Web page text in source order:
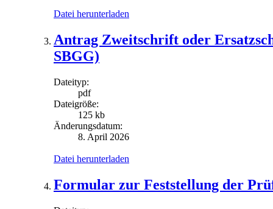
Datei herunterladen
Antrag Zweitschrift oder
SBGG)
Dateityp:
pdf
Dateigröße:
125 kb
Änderungsdatum:
8. April 2026
Datei herunterladen
Formular zur Feststellung der